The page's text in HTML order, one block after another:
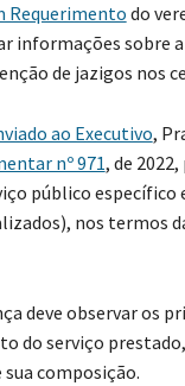
Requerimentodo
informações sobre
de jazigos nos
ao Executivo,
nº 971, de
público específico
nos termos
deve observar os
do serviço
composição.